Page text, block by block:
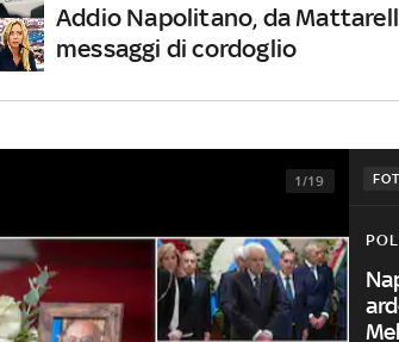
Addio Napolitano, da
messaggi di cordoglio
1/19